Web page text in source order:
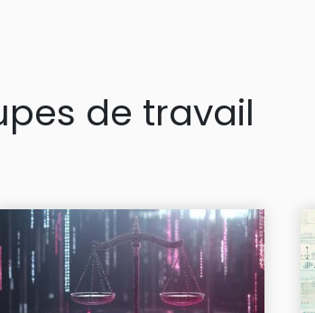
de travail